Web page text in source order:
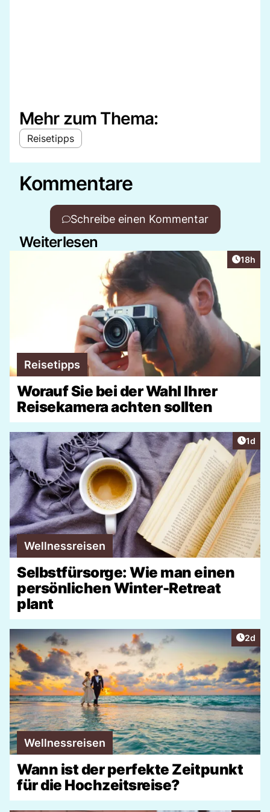
Mehr zum Thema:
Reisetipps
Kommentare
Schreibe einen Kommentar
Weiterlesen
Artikel
18h
Reisetipps
Worauf Sie bei der Wahl Ihrer
Reisekamera achten sollten
1d
Wellnessreisen
Selbstfürsorge: Wie man einen
persönlichen Winter-Retreat
plant
2d
Wellnessreisen
Wann ist der perfekte Zeitpunkt
für die Hochzeitsreise?